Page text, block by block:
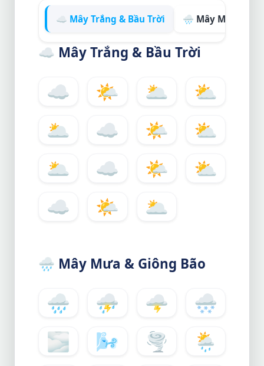
☁️ Mây Trắng & Bầu Trời 🌧️ Mây Mưa &
☁️ Mây Trắng & Bầu Trời
☁️ 🌤️ 🌥️
⛅
🌥️
☁️ 🌤️
⛅
🌥️
☁️ 🌤️
⛅
☁️
🌤️ 🌥️
🌧️ Mây Mưa & Giông Bão
🌧️ ⛈️ 🌩️
🌨️
🌫️
🌬️ 🌪️
🌦️